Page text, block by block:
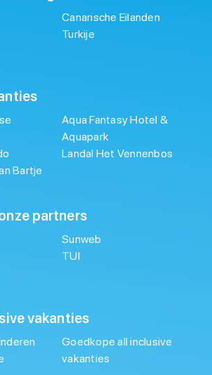
Canarische Eilanden
Turkije
Bartje
Aqua Fantasy Hotel &
Aquapark
Landal Het Vennenbos
partners
Sunweb
TUI
vakanties
Goedkope all inclusive
vakanties